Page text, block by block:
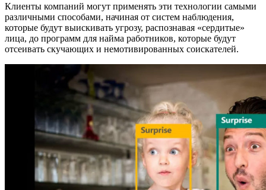
Клиенты компаний могут применять эти технологии самыми
различными способами, начиная от систем наблюдения,
которые будут выискивать угрозу, распознавая «сердитые»
лица, до программ для найма работников, которые будут
отсеивать скучающих и немотивированных соискателей.